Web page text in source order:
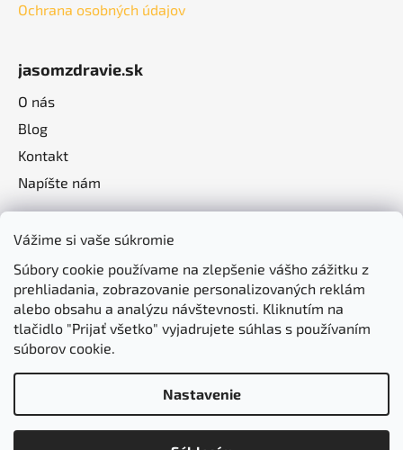
Vážime si vaše súkromie
Súbory cookie používame na zlepšenie vášho zážitku z
prehliadania, zobrazovanie personalizovaných reklám
alebo obsahu a analýzu návštevnosti. Kliknutím na
tlačidlo "Prijať všetko" vyjadrujete súhlas s používaním
súborov cookie.
Nastavenie
Ochrana osobných údajov
jasomzdravie.sk
O nás
Blog
Kontakt
Napíšte nám
Vytvoril Shoptet